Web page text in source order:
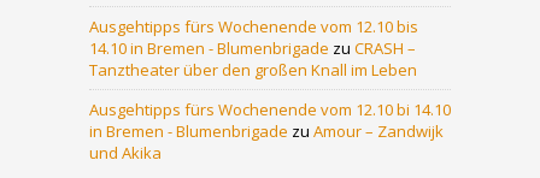
Ausgehtipps fürs Wochenende vom 12.10 bis
14.10 in Bremen - Blumenbrigade zu CRASH –
Tanztheater über den großen Knall im Leben
Ausgehtipps fürs Wochenende vom 12.10 bi 14.10
in Bremen - Blumenbrigade zu Amour – Zandwijk
und Akika